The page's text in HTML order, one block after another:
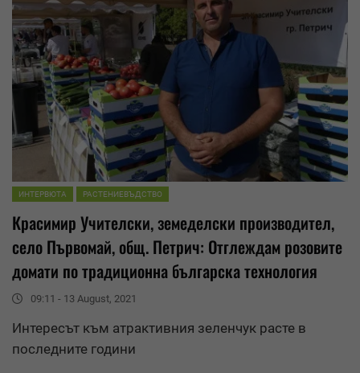
ИНТЕРВЮТА РАСТЕНИЕВЪДСТВО
Красимир Учителски, земеделски производител,
село Първомай, общ. Петрич: Отглеждам розовите
домати по традиционна българска технология
09:11 - 13 August, 2021
Интересът към атрактивния зеленчук расте в
последните години